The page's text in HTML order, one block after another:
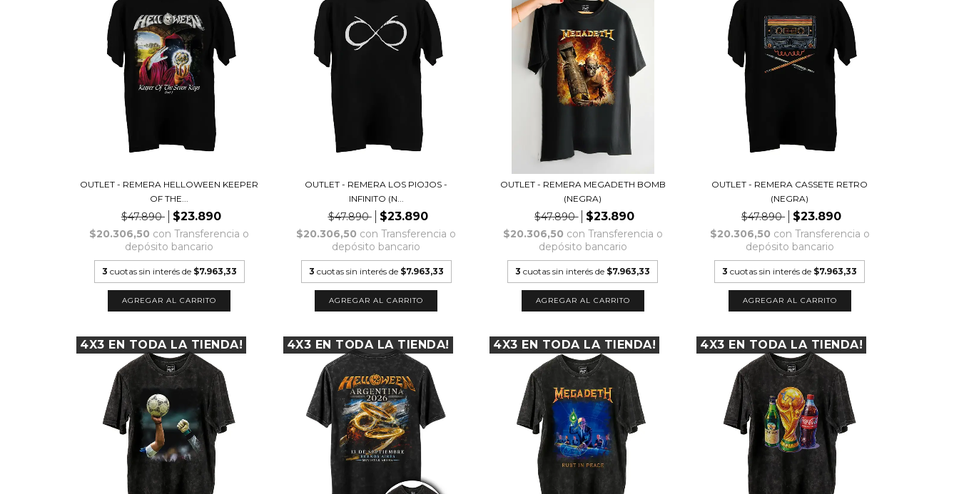
OUTLET - REMERA HELLOWEEN KEEPER
OF THE...
$47.890 $23.890
$20.306,50 con Transferencia o
depósito bancario
3 cuotas sin interés de $7.963,33
AGREGAR AL CARRITO
OUTLET - REMERA LOS PIOJOS -
INFINITO (N...
$47.890 $23.890
$20.306,50 con Transferencia o
depósito bancario
3 cuotas sin interés de $7.963,33
AGREGAR AL CARRITO
OUTLET - REMERA MEGADETH BOMB
(NEGRA)
$47.890 $23.890
$20.306,50 con Transferencia o
depósito bancario
3 cuotas sin interés de $7.963,33
AGREGAR AL CARRITO
OUTLET - REMERA CASSETE RETRO
(NEGRA)
$47.890 $23.890
$20.306,50 con Transferencia o
depósito bancario
3 cuotas sin interés de $7.963,33
AGREGAR AL CARRITO
4X3 EN TODA LA TIENDA! 4X3 EN TODA LA TIENDA! 4X3 EN TODA LA TIENDA! 4X3 EN TODA LA TIENDA!